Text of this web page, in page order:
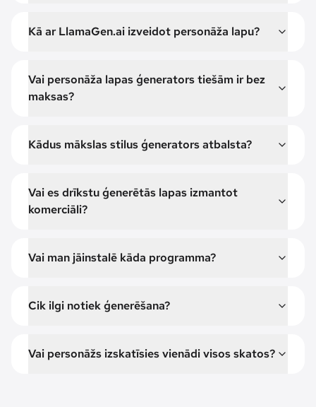
Kā ar LlamaGen.ai izveidot personāža lapu?
Vai personāža lapas ģenerators tiešām ir bez
maksas?
Kādus mākslas stilus ģenerators atbalsta?
Vai es drīkstu ģenerētās lapas izmantot
komerciāli?
Vai man jāinstalē kāda programma?
Cik ilgi notiek ģenerēšana?
Vai personāžs izskatīsies vienādi visos skatos?